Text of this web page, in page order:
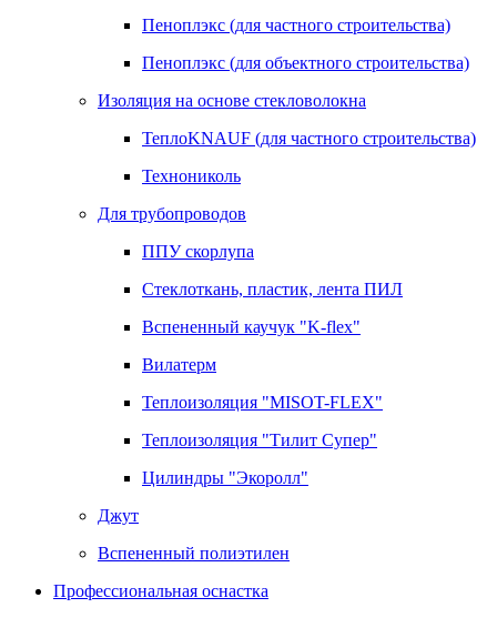
Пеноплэкс (для частного строительства)
Пеноплэкс (для объектного строительства)
Изоляция на основе стекловолокна
ТеплоKNAUF (для частного строительства)
Технониколь
Для трубопроводов
ППУ скорлупа
Стеклоткань, пластик, лента ПИЛ
Вспененный каучук "K-flex"
Вилатерм
Теплоизоляция "MISOT-FLEX"
Теплоизоляция "Тилит Супер"
Цилиндры "Экоролл"
Джут
Вспененный полиэтилен
Профессиональная оснастка